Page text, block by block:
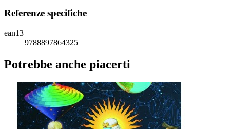
Referenze specifiche
ean13
9788897864325
Potrebbe anche piacerti